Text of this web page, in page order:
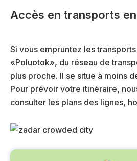
Accès en transports
Si vous empruntez les
«Poluotok», du réseau de
plus proche. Il se situe à moins
Pour prévoir votre itinéraire,
consulter les plans des lignes,